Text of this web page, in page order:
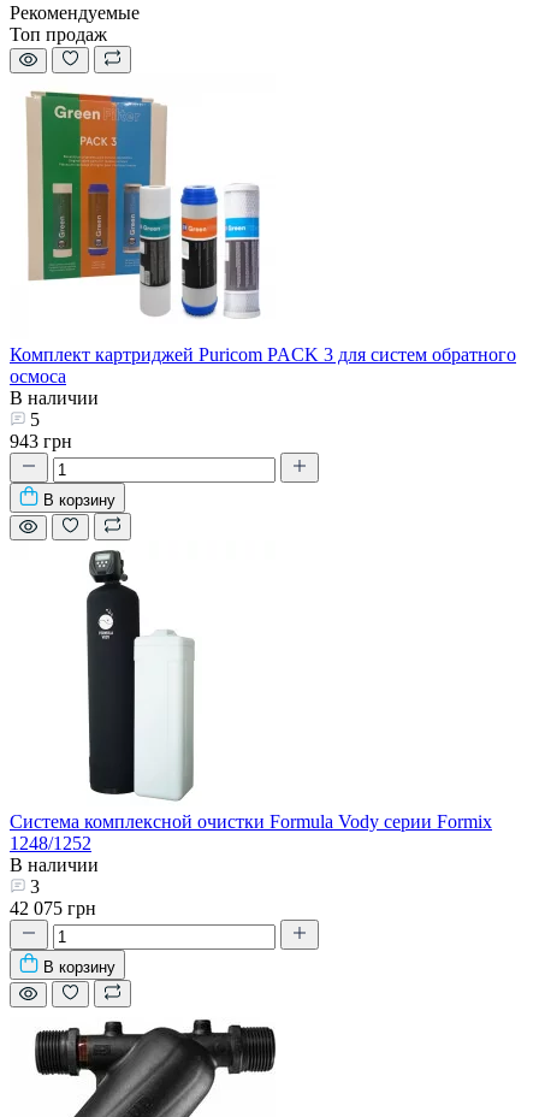
Рекомендуемые
Топ продаж
Комплект картриджей Puricom PACK 3 для систем обратного
осмоса
В наличии
5
943 грн
В корзину
Система комплексной очистки Formula Vody серии Formix
1248/1252
В наличии
3
42 075 грн
В корзину